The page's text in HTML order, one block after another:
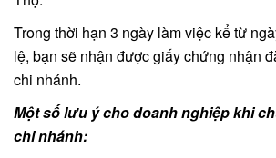
Trong thời hạn 3 ngày làm việc kể từ
lệ, bạn sẽ nhận được giấy chứng nhận
chi nhánh.
Một số lưu ý cho doanh nghiệp khi
chi nhánh: